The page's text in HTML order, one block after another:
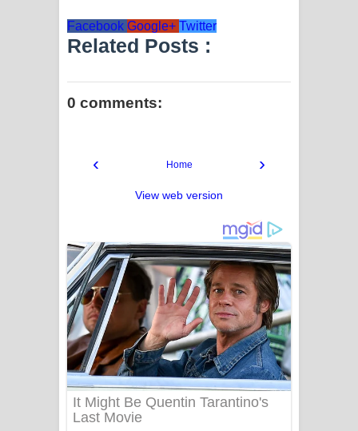
Facebook Google+ Twitter
Related Posts :
0 comments:
‹ ›
Home
View web version